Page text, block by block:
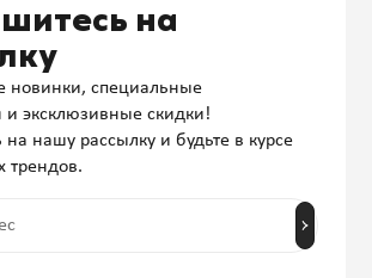
на
новинки, специальные
и эксклюзивные скидки!
нашу рассылку и будьте в курсе
трендов.